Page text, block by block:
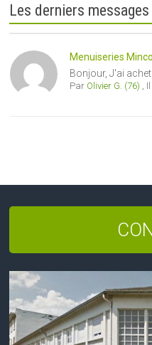
Les derniers
Menuiseries
Bonjour, J'ai
Par Olivier G. (76)